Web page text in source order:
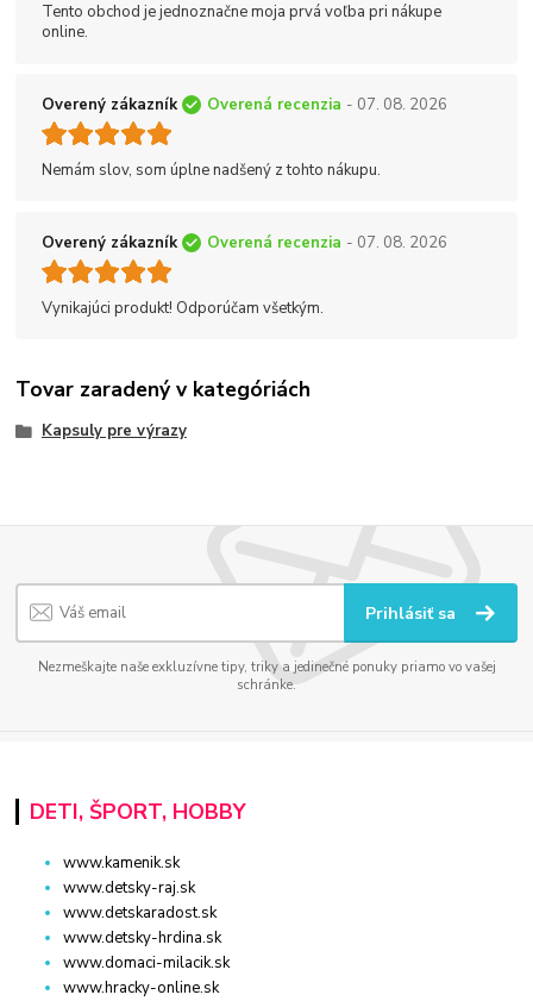
Tento obchod je jednoznačne moja prvá voľba pri nákupe
online.
Overený zákazník Overená recenzia - 07. 08. 2026
Nemám slov, som úplne nadšený z tohto nákupu.
Overený zákazník Overená recenzia - 07. 08. 2026
Vynikajúci produkt! Odporúčam všetkým.
Tovar zaradený v kategóriách
Kapsuly pre výrazy
Prihlásiť sa
Nezmeškajte naše exkluzívne tipy, triky a jedinečné ponuky priamo vo vašej
schránke.
DETI, ŠPORT, HOBBY
www.kamenik.sk
www.detsky-raj.sk
www.detskaradost.sk
www.detsky-hrdina.sk
www.domaci-milacik.sk
www.hracky-online.sk